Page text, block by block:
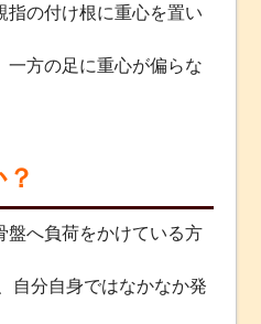
指の付け根に重心を置い
一方の足に重心が偏らな
盤へ負荷をかけている方
自分自身ではなかなか発